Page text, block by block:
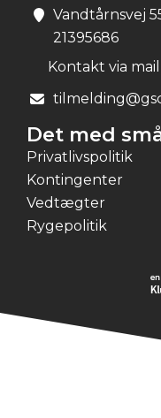
Vandtårnsvej
21395686
Kontakt via
Det med
Privatlivspolitik
Kontingenter
Vedtægter
Rygepolitik